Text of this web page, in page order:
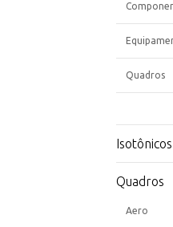
Quadros
Isotônicos
Quadros
Aero